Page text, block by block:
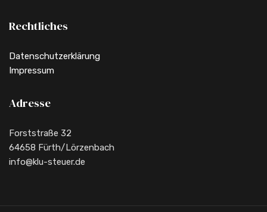
Rechtliches
Datenschutzerklärung
Impressum
Adresse
Forststraße 32
64658 Fürth/Lörzenbach
info@klu-steuer.de